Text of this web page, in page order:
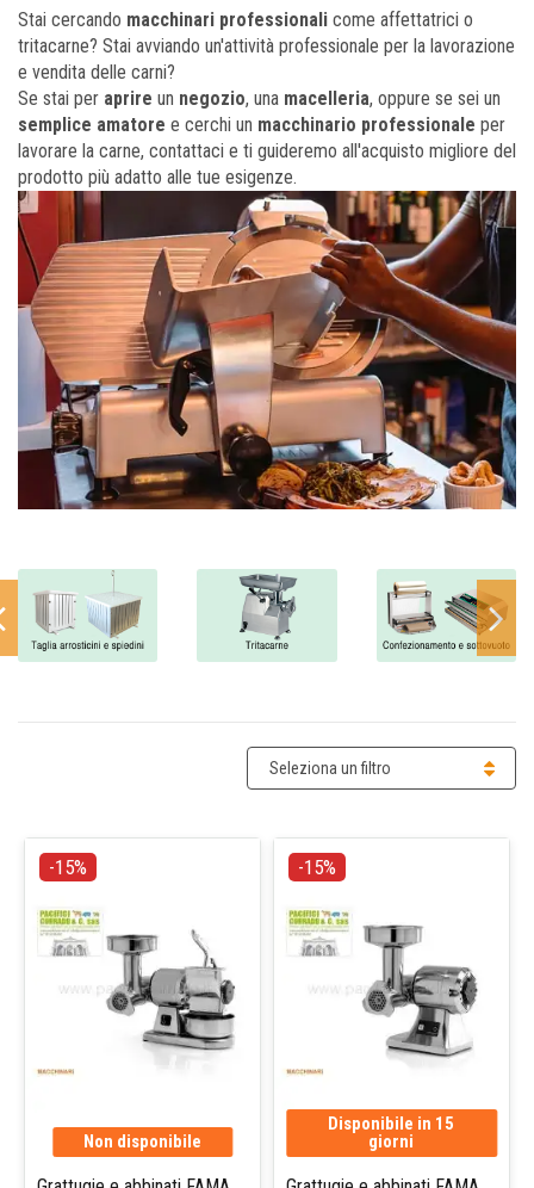
Stai cercando macchinari professionali come affettatrici o
tritacarne? Stai avviando un'attività professionale per la lavorazione
e vendita delle carni?
Se stai per aprire un negozio, una macelleria, oppure se sei un
semplice amatore e cerchi un macchinario professionale per
lavorare la carne, contattaci e ti guideremo all'acquisto migliore del
prodotto più adatto alle tue esigenze.
Seleziona un filtro
-15%
Non disponibile
-15%
Disponibile in 15
giorni